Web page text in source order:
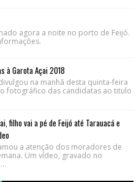
agora a noite no porto de Feijó.
à Garota Açai 2018
na manhã desta quinta-feira
fotográfico das candidatas ao titulo
filho vai a pé de Feijó até Tarauacá e
a atenção dos moradores de
Um vídeo, gravado no